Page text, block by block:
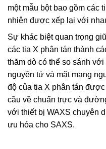
một mẫu bột bao gồm các
nhiên được xếp lại với
Sự khác biệt quan trọng
các tia X phân tán thành
thăm dò có thể so sánh
nguyên tử và mặt mạng
độ của tia X phân tán
cầu về chuẩn trực và
với thiết bị WAXS chuyên
ưu hóa cho SAXS.